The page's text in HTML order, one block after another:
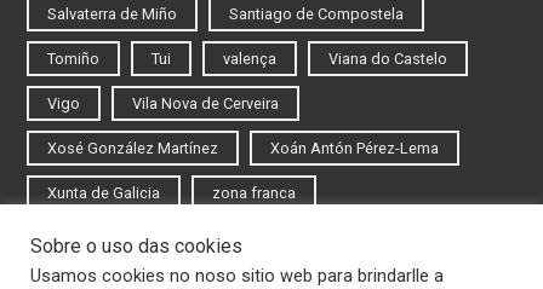
Salvaterra de Miño Santiago de Compostela
Tomiño Tui valença Viana do Castelo
Vigo Vila Nova de Cerveira
Xosé González Martínez Xoán Antón Pérez-Lema
Xunta de Galicia zona franca
Iniciar sesión
Sobre o uso das cookies
Usamos cookies no noso sitio web para brindarlle a